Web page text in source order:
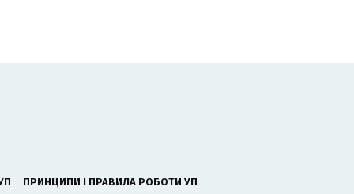
ПРИНЦИПИ І ПРАВИЛА РОБОТИ УП